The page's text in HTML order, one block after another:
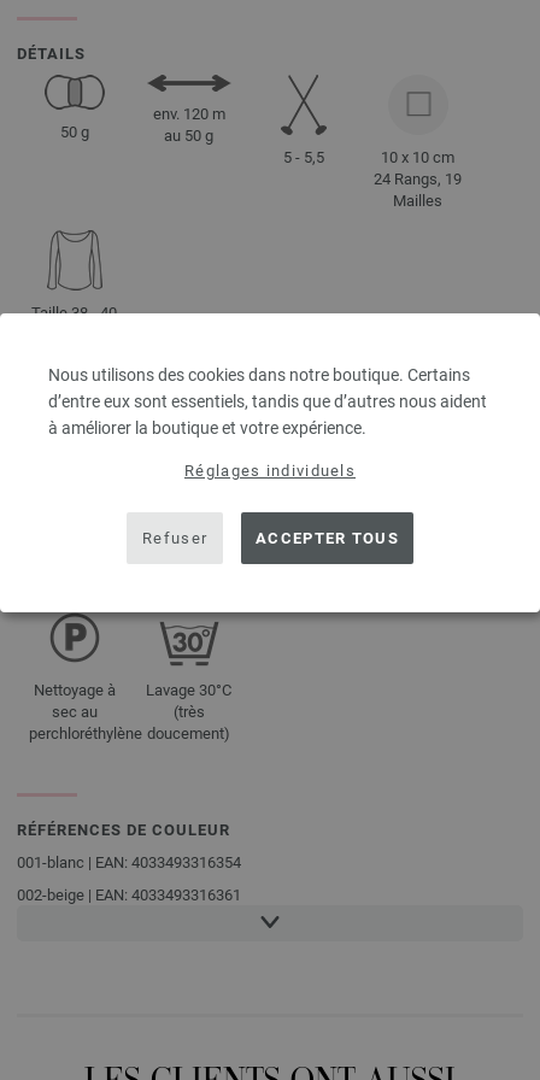
Nous utilisons des cookies dans notre boutique. Certains
d’entre eux sont essentiels, tandis que d’autres nous aident
à améliorer la boutique et votre expérience.
Réglages individuels
Refuser ACCEPTER TOUS
DÉTAILS
50 g
env. 120 m
au 50 g
5 - 5,5
10 x 10 cm
24 Rangs, 19
Mailles
Taille 38 - 40
CONSEILS D'ENTRETIEN
Séchage à
Blanchiment
Repassage
Nettoyage à
sec au
perchloréthylène
Lavage 30°C
(très
doucement)
RÉFÉRENCES DE COULEUR
001-blanc | EAN: 4033493316354
002-beige | EAN: 4033493316361